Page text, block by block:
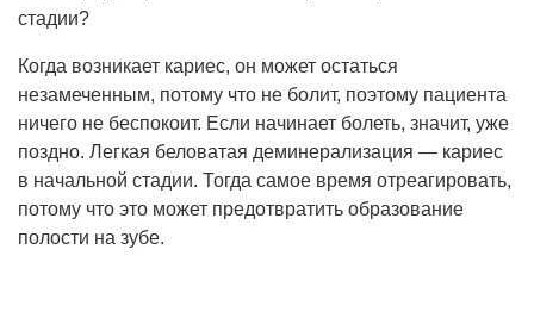
Когда возникает кариес, он может остаться
незамеченным, потому что не болит, поэтому пациента
ничего не беспокоит. Если начинает болеть, значит, уже
поздно. Легкая беловатая деминерализация — кариес
в начальной стадии. Тогда самое время отреагировать,
потому что это может предотвратить образование
полости на зубе.